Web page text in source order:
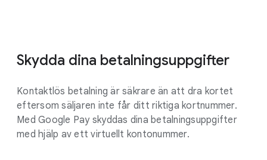
Skydda dina betalningsuppgifter
Kontaktlös betalning är säkrare än att dra kortet
eftersom säljaren inte får ditt riktiga kortnummer.
Med Google Pay skyddas dina betalningsuppgifter
med hjälp av ett virtuellt kontonummer.